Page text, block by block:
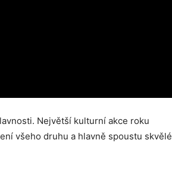
Největší kulturní akce roku
všeho druhu a hlavně spoustu skvělé